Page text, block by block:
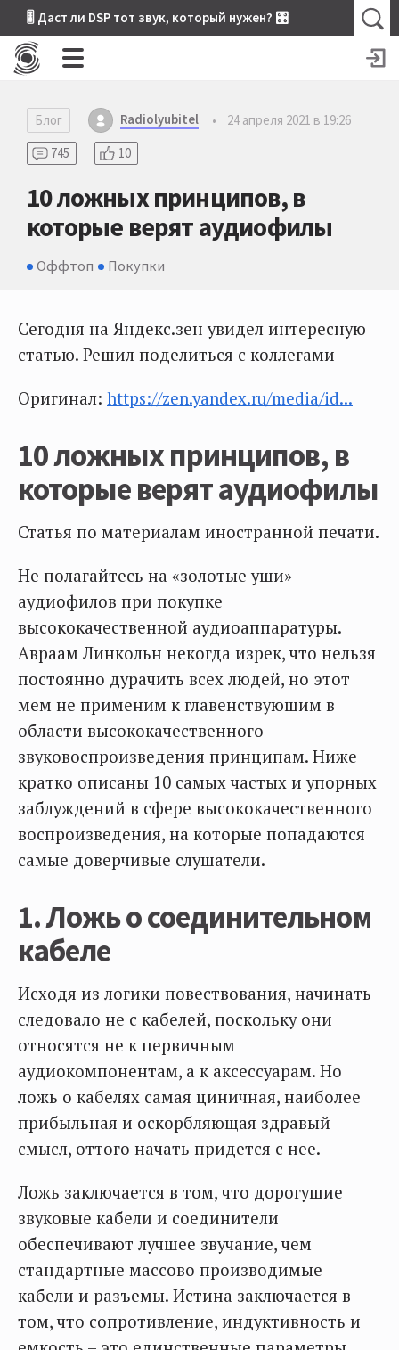
🎚 Даст ли DSP тот звук, который нужен? 🎛
Блог Radiolyubitel •
24 апреля 2021 в 19:26
745
10
10 ложных принципов, в
которые верят аудиофилы
Оффтоп Покупки
Сегодня на Яндекс.зен увидел интересную
статью. Решил поделиться с коллегами
Оригинал: https://zen.yandex.ru/media/id...
10 ложных принципов, в
которые верят аудиофилы
Статья по материалам иностранной печати.
Не полагайтесь на «золотые уши»
аудиофилов при покупке
высококачественной аудиоаппаратуры.
Авраам Линкольн некогда изрек, что нельзя
постоянно дурачить всех людей, но этот
мем не применим к главенствующим в
области высококачественного
звуковоспроизведения принципам. Ниже
кратко описаны 10 самых частых и упорных
заблуждений в сфере высококачественного
воспроизведения, на которые попадаются
самые доверчивые слушатели.
1. Ложь о соединительном
кабеле
Исходя из логики повествования, начинать
следовало не с кабелей, поскольку они
относятся не к первичным
аудиокомпонентам, а к аксессуарам. Но
ложь о кабелях самая циничная, наиболее
прибыльная и оскорбляющая здравый
смысл, оттого начать придется с нее.
Ложь заключается в том, что дорогущие
звуковые кабели и соединители
обеспечивают лучшее звучание, чем
стандартные массово производимые
кабели и разъемы. Истина заключается в
том, что сопротивление, индуктивность и